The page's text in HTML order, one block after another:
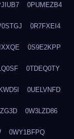
0PUMEZB4
0R7FXEI4
0S9E2KPP
0TDEQ0TY
0UELVNFD
0W3LZD86
0WY1BFPQ